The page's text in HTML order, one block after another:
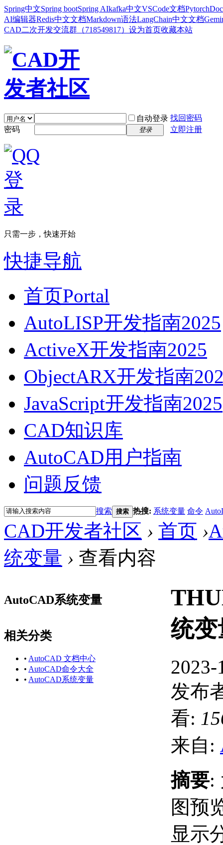
Spring中文Spring bootSpring AIkafka中文VSCode文档Pytorch
AI编辑器Redis中文文档Markdown语法LangChain中文文档
CAD二次开发交流群（718549817） 设为首页收藏本站
自动登录 找回密码
密码
登录 立即注册
只需一步，快速开始
快捷导航
首页Portal
AutoLISP开发指南2025
ActiveX开发指南2025
ObjectARX开发指南
JavaScript开发指南2025
CAD知识库
AutoCAD用户指南
问题反馈
搜索 搜索 热搜: 系统变量 命令
CAD开发者社区 › 首页 ›
统变量 › 查看内容
AutoCAD系统变量
相关分类
• AutoCAD 文档中心
• AutoCAD命令大全
• AutoCAD系统变量
统
2023-
发布
看:
来自:
摘要:
图预
显示